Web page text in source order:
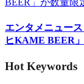
エンタメニュース
ヒKAME BEER
Hot Keywords